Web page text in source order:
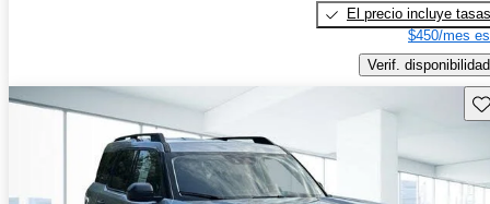
El precio incluye tasas
$450/mes
Verif. disponibilidad